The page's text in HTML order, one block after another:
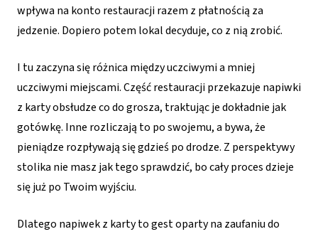
wpływa na konto restauracji razem z płatnością za
jedzenie. Dopiero potem lokal decyduje, co z nią zrobić.
I tu zaczyna się różnica między uczciwymi a mniej
uczciwymi miejscami. Część restauracji przekazuje napiwki
z karty obsłudze co do grosza, traktując je dokładnie jak
gotówkę. Inne rozliczają to po swojemu, a bywa, że
pieniądze rozpływają się gdzieś po drodze. Z perspektywy
stolika nie masz jak tego sprawdzić, bo cały proces dzieje
się już po Twoim wyjściu.
Dlatego napiwek z karty to gest oparty na zaufaniu do